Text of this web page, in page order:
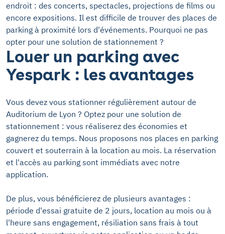
endroit : des concerts, spectacles, projections de films ou
encore expositions. Il est difficile de trouver des places de
parking à proximité lors d'événements. Pourquoi ne pas
opter pour une solution de stationnement ?
Louer un parking avec
Yespark : les avantages
Vous devez vous stationner régulièrement autour de
Auditorium de Lyon ? Optez pour une solution de
stationnement : vous réaliserez des économies et
gagnerez du temps. Nous proposons nos places en parking
couvert et souterrain à la location au mois. La réservation
et l'accès au parking sont immédiats avec notre
application.
De plus, vous bénéficierez de plusieurs avantages :
période d'essai gratuite de 2 jours, location au mois ou à
l'heure sans engagement, résiliation sans frais à tout